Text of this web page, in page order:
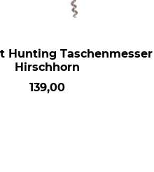
Hunting Taschenmesser
Hirschhorn
139,00